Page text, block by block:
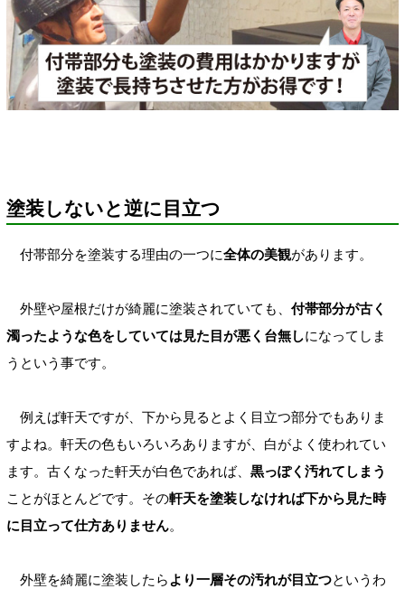
塗装しないと逆に目立つ
付帯部分を塗装する理由の一つに全体の美観があります。
外壁や屋根だけが綺麗に塗装されていても、 付帯部分が古く
濁ったような色をしていては見た目が悪く台無しになってしま
うという事です。
例えば軒天ですが、下から見るとよく目立つ部分でもありま
すよね。軒天の色もいろいろありますが、白がよく使われてい
ます。古くなった軒天が白色であれば、 黒っぽく汚れてしまう
ことがほとんどです。その軒天を塗装しなければ下から見た時
に目立って仕方ありません。
外壁を綺麗に塗装したら より一層その汚れが目立つというわ